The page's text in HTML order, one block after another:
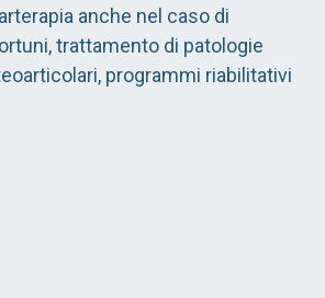
anche nel caso di
trattamento di patologie
programmi riabilitativi